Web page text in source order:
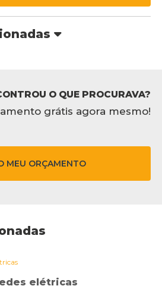
O QUE PROCURAVA?
grátis agora mesmo!
MEU ORÇAMENTO
elétricas